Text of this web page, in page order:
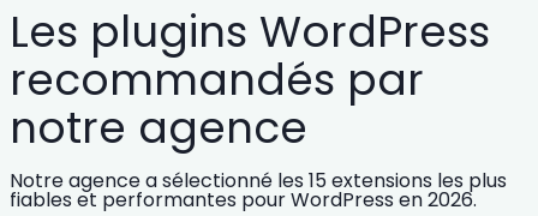
Les plugins WordPress
recommandés par
notre agence
Notre agence a sélectionné les 15 extensions les plus
fiables et performantes pour WordPress en 2026.